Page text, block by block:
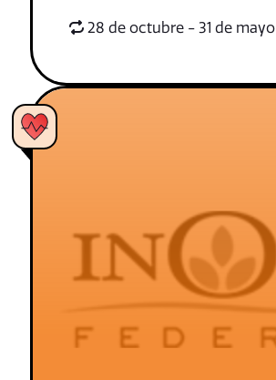
28 de octubre - 31 de mayo